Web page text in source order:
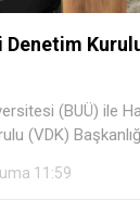
Denetim
(BUÜ) ile
(VDK)
11:59